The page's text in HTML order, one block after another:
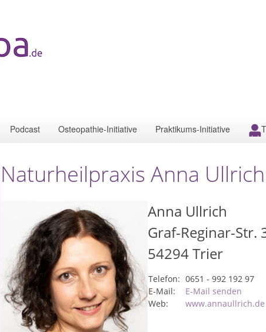
Podcast Osteopathie-Initiative Praktikums-Initiative
Naturheilpraxis Anna Ullrich
Anna Ullrich
Graf-Reginar-Str.
54294Trier
Telefon: 0651 - 992 192 97
E-Mail:
E-Mail senden
Web:
www.annaullrich.de